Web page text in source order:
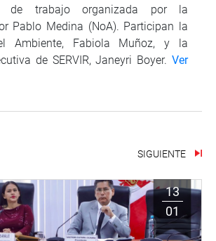
de trabajo organizada por la
Pablo Medina (NoA). Participan la
Ambiente, Fabiola Muñoz, y la
de SERVIR, Janeyri Boyer. Ver
SIGUIENTE
13
01